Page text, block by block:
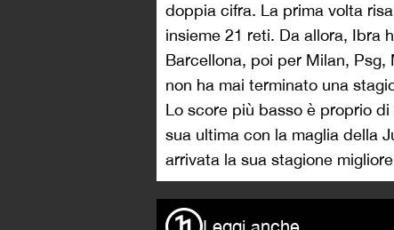
doppia cifra. La prima volta
insieme 21 reti. Da allora, Ibra
Barcellona, poi per Milan,
non ha mai terminato una
Lo score più basso è proprio
sua ultima con la maglia della
arrivata la sua stagione